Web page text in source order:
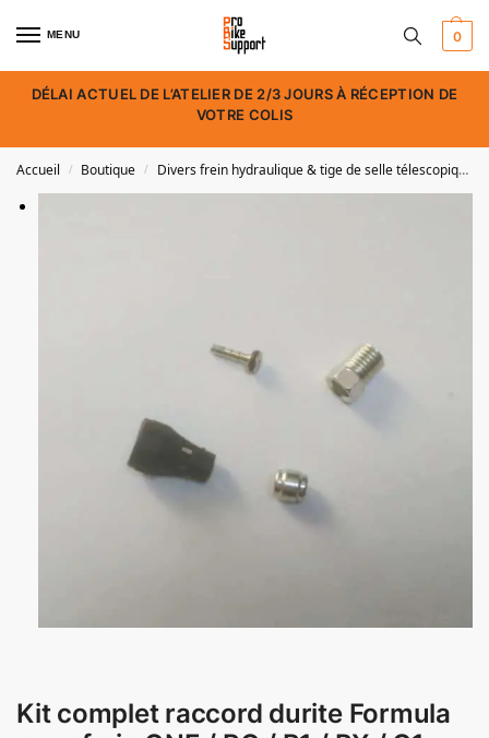
MENU 0
DÉLAI ACTUEL DE L’ATELIER DE 2/3 JOURS À RÉCEPTION DE
VOTRE COLIS
Accueil / Boutique / Divers frein hydraulique & tige de selle télescopique
Kit complet raccord durite Formula